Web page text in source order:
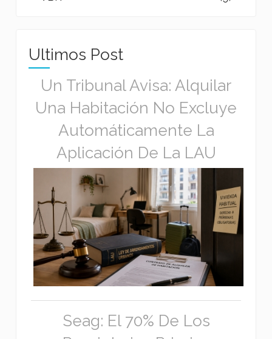
Ultimos Post
Un Tribunal Avisa: Alquilar
Una Habitación No Excluye
Automáticamente La
Aplicación De La LAU
Seag: El 70% De Los